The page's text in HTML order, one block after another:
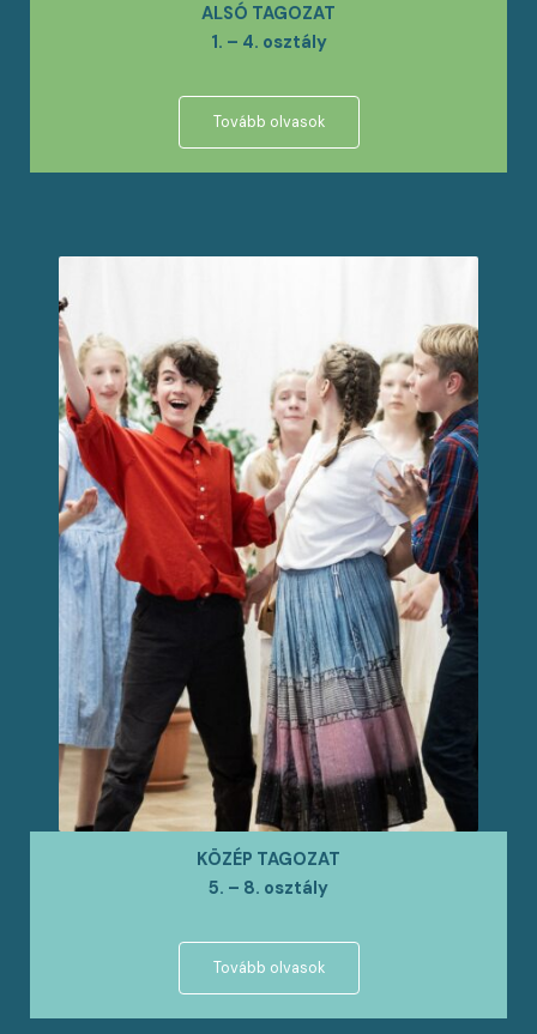
ALSÓ TAGOZAT
1. – 4. osztály
Tovább olvasok
KÖZÉP TAGOZAT
5. – 8. osztály
Tovább olvasok